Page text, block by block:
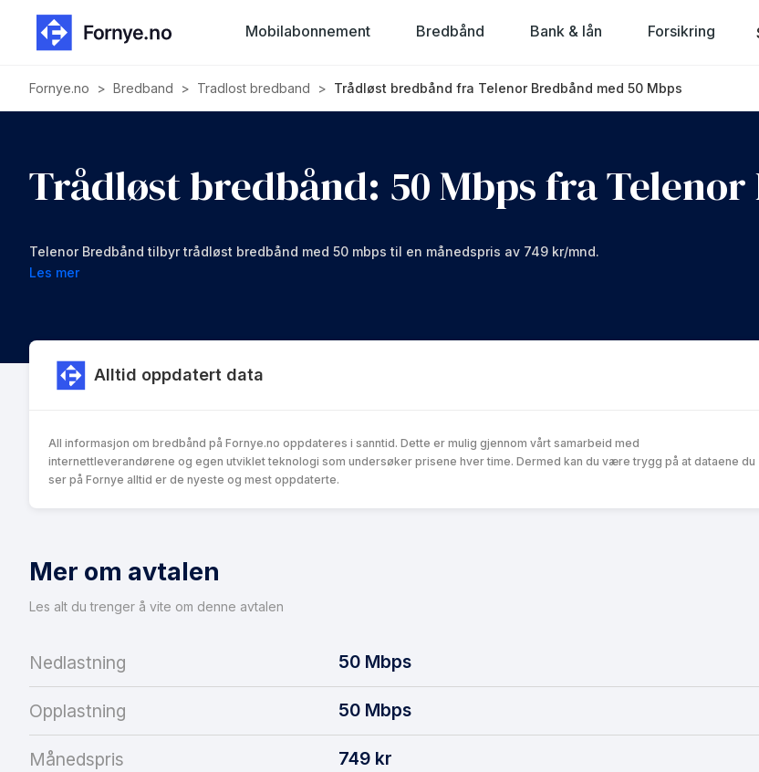
Mobilabonnement Bredbånd Bank & lån Forsikring
Fornye.no > Bredband > Tradlost bredband > Trådløst bredbånd fra Telenor Bredbånd med 50 Mbps
Trådløst bredbånd: 50 Mbps fra
Telenor Bredbånd tilbyr trådløst bredbånd med 50 mbps til en månedspris av 749 kr/mnd.
Les mer
Alltid oppdatert data
All informasjon om bredbånd på Fornye.no oppdateres i sanntid. Dette er mulig gjennom vårt samarbeid med
internettleverandørene og egen utviklet teknologi som undersøker prisene hver time. Dermed kan du være trygg på at dataene du
ser på Fornye alltid er de nyeste og mest oppdaterte.
Mer om avtalen
Les alt du trenger å vite om denne avtalen
Nedlastning 50 Mbps
Opplastning 50 Mbps
Månedspris 749 kr